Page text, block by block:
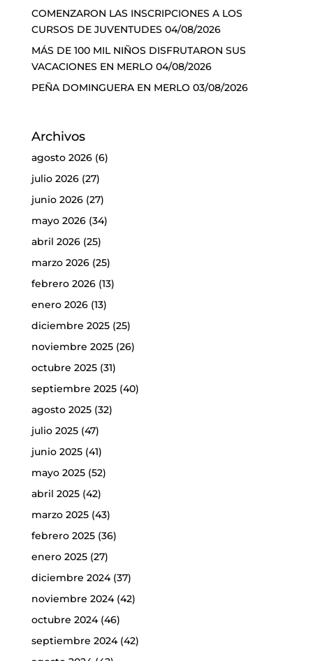
COMENZARON LAS INSCRIPCIONES A LOS
CURSOS DE JUVENTUDES 04/08/2026
MÁS DE 100 MIL NIÑOS DISFRUTARON SUS
VACACIONES EN MERLO 04/08/2026
PEÑA DOMINGUERA EN MERLO 03/08/2026
Archivos
agosto 2026(6)
julio 2026(27)
junio 2026(27)
mayo 2026(34)
abril 2026(25)
marzo 2026(25)
febrero 2026(13)
enero 2026(13)
diciembre 2025(25)
noviembre 2025(26)
octubre 2025(31)
septiembre 2025(40)
agosto 2025(32)
julio 2025(47)
junio 2025(41)
mayo 2025(52)
abril 2025(42)
marzo 2025(43)
febrero 2025(36)
enero 2025(27)
diciembre 2024(37)
noviembre 2024(42)
octubre 2024(46)
septiembre 2024(42)